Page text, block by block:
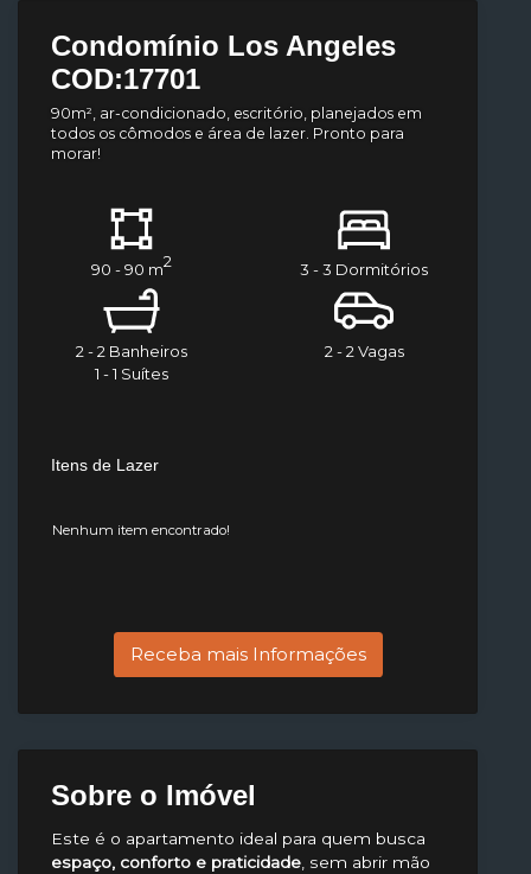
Condomínio Los Angeles
COD:17701
90m², ar-condicionado, escritório, planejados em
todos os cômodos e área de lazer. Pronto para
morar!
90 - 90 m2 3 - 3 Dormitórios
2 - 2 Banheiros
1 - 1 Suítes
2 - 2 Vagas
Itens de Lazer
Nenhum item encontrado!
Receba mais Informações
Sobre o Imóvel
Este é o apartamento ideal para quem busca
espaço, conforto e praticidade , sem abrir mão